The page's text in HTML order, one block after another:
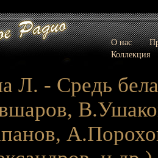
О нас
Коллекция
Л. - Средь